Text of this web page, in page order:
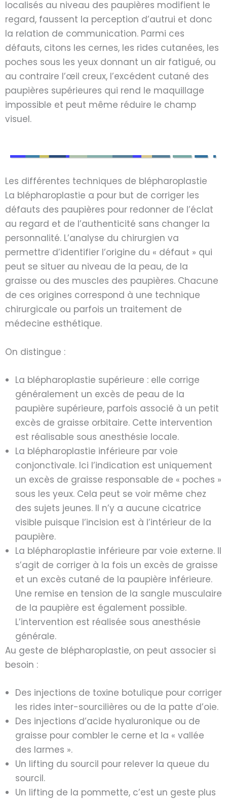
localisés au niveau des paupières modifient le
regard, faussent la perception d’autrui et donc
la relation de communication. Parmi ces
défauts, citons les cernes, les rides cutanées, les
poches sous les yeux donnant un air fatigué, ou
au contraire l’œil creux, l’excédent cutané des
paupières supérieures qui rend le maquillage
impossible et peut même réduire le champ
visuel.
Les différentes techniques de blépharoplastie
La blépharoplastie a pour but de corriger les
défauts des paupières pour redonner de l’éclat
au regard et de l’authenticité sans changer la
personnalité. L’analyse du chirurgien va
permettre d’identifier l’origine du « défaut » qui
peut se situer au niveau de la peau, de la
graisse ou des muscles des paupières. Chacune
de ces origines correspond à une technique
chirurgicale ou parfois un traitement de
médecine esthétique.
On distingue :
La blépharoplastie supérieure : elle corrige
généralement un excès de peau de la
paupière supérieure, parfois associé à un petit
excès de graisse orbitaire. Cette intervention
est réalisable sous anesthésie locale.
La blépharoplastie inférieure par voie
conjonctivale. Ici l’indication est uniquement
un excès de graisse responsable de « poches »
sous les yeux. Cela peut se voir même chez
des sujets jeunes. Il n’y a aucune cicatrice
visible puisque l’incision est à l’intérieur de la
paupière.
La blépharoplastie inférieure par voie externe. Il
s’agit de corriger à la fois un excès de graisse
et un excès cutané de la paupière inférieure.
Une remise en tension de la sangle musculaire
de la paupière est également possible.
L’intervention est réalisée sous anesthésie
générale.
Au geste de blépharoplastie, on peut associer si
besoin :
Des injections de toxine botulique pour corriger
les rides inter-sourcilières ou de la patte d’oie.
Des injections d’acide hyaluronique ou de
graisse pour combler le cerne et la « vallée
des larmes ».
Un lifting du sourcil pour relever la queue du
sourcil.
Un lifting de la pommette, c’est un geste plus